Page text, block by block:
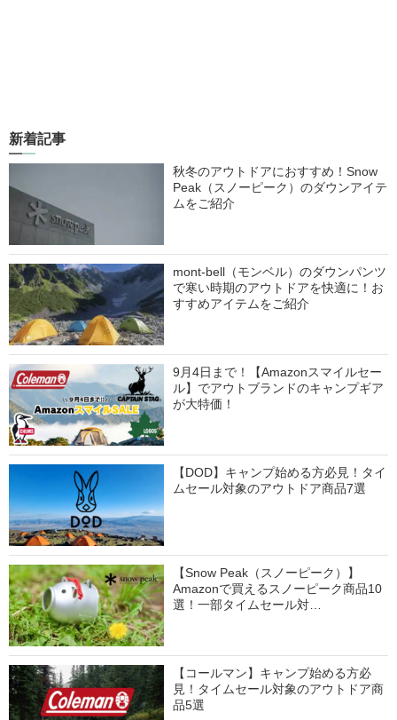
新着記事
秋冬のアウトドアにおすすめ！Snow
Peak（スノーピーク）のダウンアイテ
ムをご紹介
mont-bell（モンベル）のダウンパンツ
で寒い時期のアウトドアを快適に！お
すすめアイテムをご紹介
9月4日まで！【Amazonスマイルセー
ル】でアウトブランドのキャンプギア
が大特価！
【DOD】キャンプ始める方必見！タイ
ムセール対象のアウトドア商品7選
【Snow Peak（スノーピーク）】
Amazonで買えるスノーピーク商品10
選！一部タイムセール対…
【コールマン】キャンプ始める方必
見！タイムセール対象のアウトドア商
品5選